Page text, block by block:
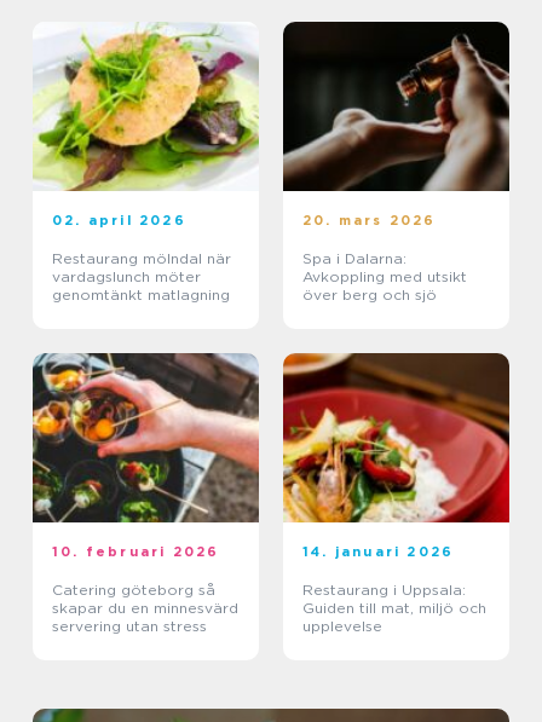
02. april 2026
Restaurang mölndal när
vardagslunch möter
genomtänkt matlagning
20. mars 2026
Spa i Dalarna:
Avkoppling med utsikt
över berg och sjö
10. februari 2026
Catering göteborg så
skapar du en minnesvärd
servering utan stress
14. januari 2026
Restaurang i Uppsala:
Guiden till mat, miljö och
upplevelse